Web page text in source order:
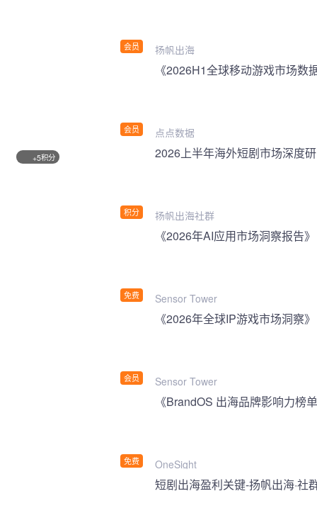
会员 扬帆出海
会员
《2026H1全球移动游戏市场数
点点数据
+5积分
积分
2026上半年海外短剧市场深度
扬帆出海社群
免费
《2026年AI应用市场洞察报告》
Sensor Tower
会员
《2026年全球IP游戏市场洞察》
Sensor Tower
免费
《BrandOS 出海品牌影响力榜
OneSight
短剧出海盈利关键-扬帆出海·社